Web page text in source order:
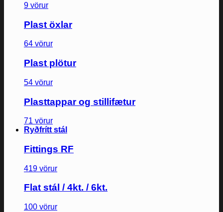
9 vörur
Plast öxlar
64 vörur
Plast plötur
54 vörur
Plasttappar og stillifætur
71 vörur
Ryðfrítt stál
Fittings RF
419 vörur
Flat stál / 4kt. / 6kt.
100 vörur